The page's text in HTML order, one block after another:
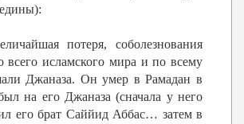
потеря, соболезнования
всего исламского мира и по всему
Джаназа. Он умер в Рамадан в
на его Джаназа (сначала у него
его брат Саййид Аббас… затем в